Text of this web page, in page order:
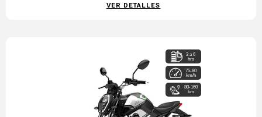
VER DETALLES
3 a 6
hrs
75-80
km/h
80-160
km